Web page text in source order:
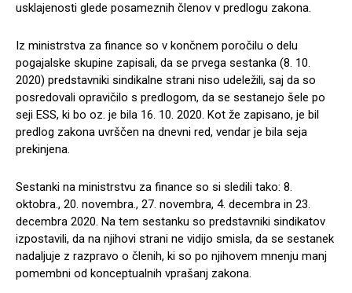
usklajenosti glede posameznih členov v predlogu zakona.
Iz ministrstva za finance so v končnem poročilu o delu
pogajalske skupine zapisali, da se prvega sestanka (8. 10.
2020) predstavniki sindikalne strani niso udeležili, saj da so
posredovali opravičilo s predlogom, da se sestanejo šele po
seji ESS, ki bo oz. je bila 16. 10. 2020. Kot že zapisano, je bil
predlog zakona uvrščen na dnevni red, vendar je bila seja
prekinjena.
Sestanki na ministrstvu za finance so si sledili tako: 8.
oktobra., 20. novembra., 27. novembra, 4. decembra in 23.
decembra 2020. Na tem sestanku so predstavniki sindikatov
izpostavili, da na njihovi strani ne vidijo smisla, da se sestanek
nadaljuje z razpravo o členih, ki so po njihovem mnenju manj
pomembni od konceptualnih vprašanj zakona.